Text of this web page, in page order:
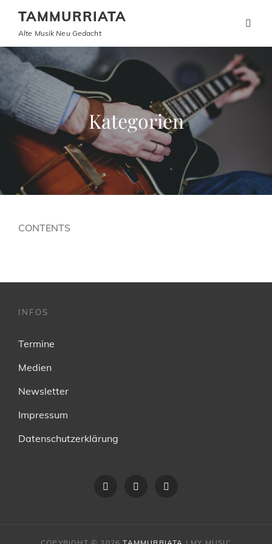
TAMMURRIATA
Alte Musik Neu Gedacht
Kategorien
CONTENTS
INFOS
Termine
Medien
Newsletter
Impressum
Datenschutzerklärung
Facebookinstagram